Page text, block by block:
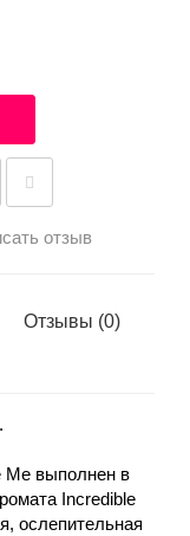
отзыв
Отзывы (0)
Me выполнен в
Incredible
ослепительная